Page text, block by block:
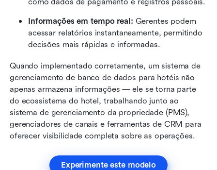
Informações em tempo real: Gerentes podem
acessar relatórios instantaneamente, permitindo
decisões mais rápidas e informadas.
Quando implementado corretamente, um sistema de
gerenciamento de banco de dados para hotéis não
apenas armazena informações — ele se torna parte
do ecossistema do hotel, trabalhando junto ao
sistema de gerenciamento da propriedade (PMS),
gerenciadores de canais e ferramentas de CRM para
oferecer visibilidade completa sobre as operações.
Experimente este modelo